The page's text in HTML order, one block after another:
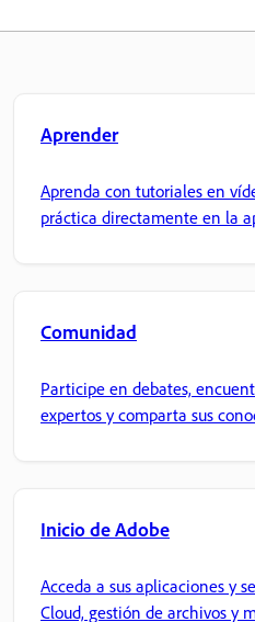
Aprender
Aprenda con tutoriales en
práctica directamente en la
Comunidad
Participe en debates,
expertos y comparta sus
Inicio de Adobe
Acceda a sus aplicaciones y
Cloud, gestión de archivos y